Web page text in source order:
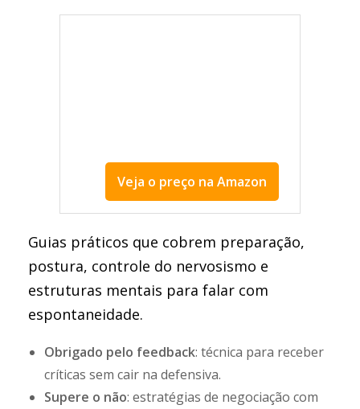
Veja o preço na Amazon
Guias práticos que cobrem preparação,
postura, controle do nervosismo e
estruturas mentais para falar com
espontaneidade.
Obrigado pelo feedback: técnica para receber
críticas sem cair na defensiva.
Supere o não: estratégias de negociação com